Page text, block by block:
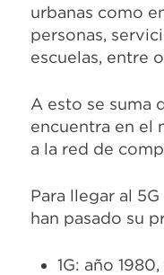
urbanas como
personas,
escuelas, entre
A esto se suma
encuentra en el
a la red de
Para llegar al
han pasado su
1G: año